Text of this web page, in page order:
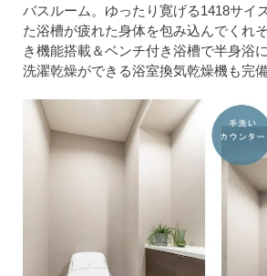
バスルーム。ゆったり寛げる1418サイ
た浴槽が疲れた身体を包み込んでくれ
き機能搭載＆ベンチ付き浴槽で半身浴
洗濯乾燥ができる浴室換気乾燥機も完